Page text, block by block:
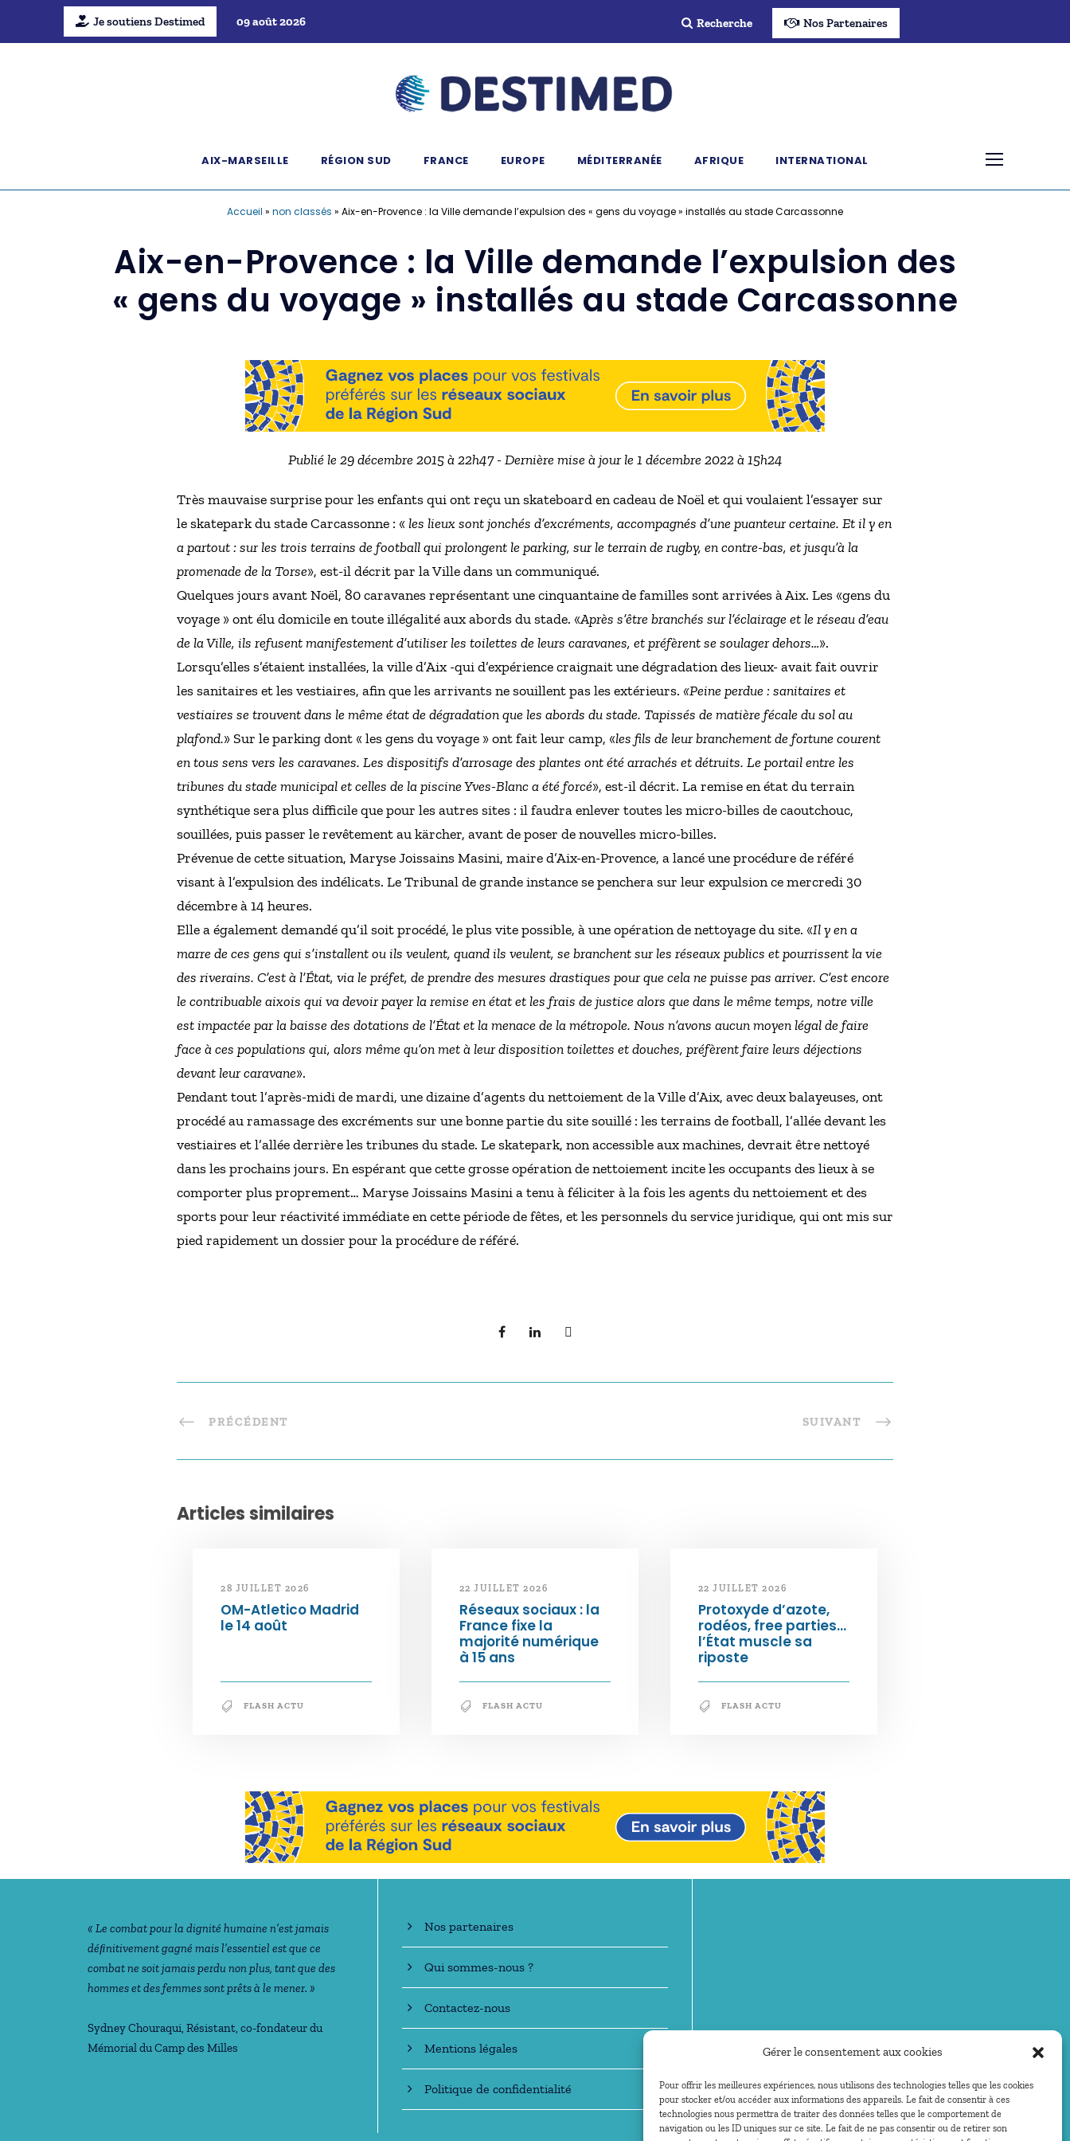
Gérer le consentement aux cookies
Pour offrir les meilleures expériences, nous utilisons des technologies telles que les cookies
pour stocker et/ou accéder aux informations des appareils. Le fait de consentir à ces
technologies nous permettra de traiter des données telles que le comportement de
navigation ou les ID uniques sur ce site. Le fait de ne pas consentir ou de retirer son
Je soutiens Destimed 09 août 2026 Recherche Nos Partenaires
AIX-MARSEILLE RÉGION SUD FRANCE EUROPE MÉDITERRANÉE AFRIQUE INTERNATIONAL
Accueil » non classés » Aix-en-Provence : la Ville demande l’expulsion des « gens du voyage » installés au stade Carcassonne
Aix-en-Provence : la Ville demande l’expulsion des
« gens du voyage » installés au stade Carcassonne
Publié le 29 décembre 2015 à 22h47 - Dernière mise à jour le 1 décembre 2022 à 15h24
Très mauvaise surprise pour les enfants qui ont reçu un skateboard en cadeau de Noël et qui voulaient l’essayer sur
le skatepark du stade Carcassonne : « les lieux sont jonchés d’excréments, accompagnés d’une puanteur certaine. Et il y en
a partout : sur les trois terrains de football qui prolongent le parking, sur le terrain de rugby, en contre-bas, et jusqu’à la
promenade de la Torse», est-il décrit par la Ville dans un communiqué.
Quelques jours avant Noël, 80 caravanes représentant une cinquantaine de familles sont arrivées à Aix. Les «gens du
voyage » ont élu domicile en toute illégalité aux abords du stade. «Après s’être branchés sur l’éclairage et le réseau d’eau
de la Ville, ils refusent manifestement d’utiliser les toilettes de leurs caravanes, et préfèrent se soulager dehors…».
Lorsqu’elles s’étaient installées, la ville d’Aix -qui d’expérience craignait une dégradation des lieux- avait fait ouvrir
les sanitaires et les vestiaires, afin que les arrivants ne souillent pas les extérieurs. «Peine perdue : sanitaires et
vestiaires se trouvent dans le même état de dégradation que les abords du stade. Tapissés de matière fécale du sol au
plafond.» Sur le parking dont « les gens du voyage » ont fait leur camp, «les fils de leur branchement de fortune courent
en tous sens vers les caravanes. Les dispositifs d’arrosage des plantes ont été arrachés et détruits. Le portail entre les
tribunes du stade municipal et celles de la piscine Yves-Blanc a été forcé», est-il décrit. La remise en état du terrain
synthétique sera plus difficile que pour les autres sites : il faudra enlever toutes les micro-billes de caoutchouc,
souillées, puis passer le revêtement au kärcher, avant de poser de nouvelles micro-billes.
Prévenue de cette situation, Maryse Joissains Masini, maire d’Aix-en-Provence, a lancé une procédure de référé
visant à l’expulsion des indélicats. Le Tribunal de grande instance se penchera sur leur expulsion ce mercredi 30
décembre à 14 heures.
Elle a également demandé qu’il soit procédé, le plus vite possible, à une opération de nettoyage du site. «Il y en a
marre de ces gens qui s’installent ou ils veulent, quand ils veulent, se branchent sur les réseaux publics et pourrissent la vie
des riverains. C’est à l’État, via le préfet, de prendre des mesures drastiques pour que cela ne puisse pas arriver. C’est encore
le contribuable aixois qui va devoir payer la remise en état et les frais de justice alors que dans le même temps, notre ville
est impactée par la baisse des dotations de l’État et la menace de la métropole. Nous n’avons aucun moyen légal de faire
face à ces populations qui, alors même qu’on met à leur disposition toilettes et douches, préfèrent faire leurs déjections
devant leur caravane».
Pendant tout l’après-midi de mardi, une dizaine d’agents du nettoiement de la Ville d’Aix, avec deux balayeuses, ont
procédé au ramassage des excréments sur une bonne partie du site souillé : les terrains de football, l’allée devant les
vestiaires et l’allée derrière les tribunes du stade. Le skatepark, non accessible aux machines, devrait être nettoyé
dans les prochains jours. En espérant que cette grosse opération de nettoiement incite les occupants des lieux à se
comporter plus proprement… Maryse Joissains Masini a tenu à féliciter à la fois les agents du nettoiement et des
sports pour leur réactivité immédiate en cette période de fêtes, et les personnels du service juridique, qui ont mis sur
pied rapidement un dossier pour la procédure de référé.
PRÉCÉDENT SUIVANT
Articles similaires
28 JUILLET 2026
OM-Atletico Madrid
le 14 août
FLASH ACTU
22 JUILLET 2026
Réseaux sociaux : la
France fixe la
majorité numérique
à 15 ans
FLASH ACTU
22 JUILLET 2026
Protoxyde d’azote,
rodéos, free parties…
l’État muscle sa
riposte
FLASH ACTU
Notre philosophie
« Le combat pour la dignité humaine n’est jamais
déﬁnitivement gagné mais l’essentiel est que ce
combat ne soit jamais perdu non plus, tant que des
hommes et des femmes sont prêts à le mener. »
Sydney Chouraqui, Résistant, co-fondateur du
Mémorial du Camp des Milles
En savoir +
Nos partenaires
Qui sommes-nous ?
Contactez-nous
Mentions légales
Politique de confidentialité